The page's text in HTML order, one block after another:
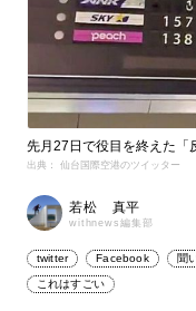
先月27日で役目を終えた「
出典： 仙台国際空港のツイッター
若松 真平
withnews編集部
twitter Facebook 聞
これはすごい